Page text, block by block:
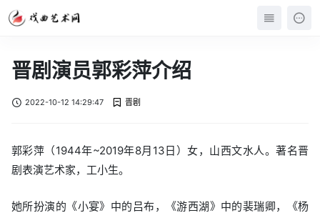
晋剧演员郭彩萍介绍
2022-10-12 14:29:47 晋剧
郭彩萍（1944年~2019年8月13日）女，山西文水人。著名晋
剧表演艺术家，工小生。
她所扮演的《小宴》中的吕布，《游西湖》中的裴瑞卿，《杨